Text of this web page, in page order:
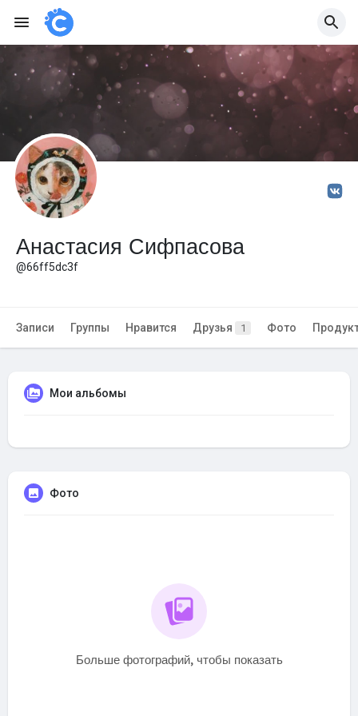
Анастасия Сифпасова
@66ff5dc3f
Записи Группы Нравится Друзья 1 Фото
Мои альбомы
Фото
Больше фотографий, чтобы показать